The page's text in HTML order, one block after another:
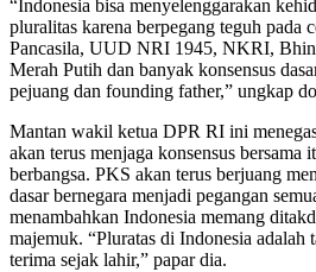
“Indonesia bisa menyelenggarakan
pluralitas karena berpegang teguh pada
Pancasila, UUD NRI 1945, NKRI,
Merah Putih dan banyak konsensus
pejuang dan founding father,” ungkap
Mantan wakil ketua DPR RI ini
akan terus menjaga konsensus bersama
berbangsa. PKS akan terus berjuang
dasar bernegara menjadi pegangan
menambahkan Indonesia memang
majemuk. “Pluratas di Indonesia adalah
terima sejak lahir,” papar dia.